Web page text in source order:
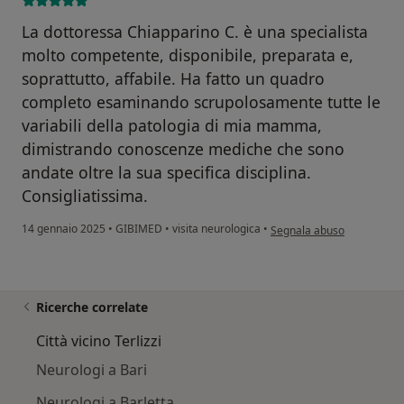
La dottoressa Chiapparino C. è una specialista
molto competente, disponibile, preparata e,
soprattutto, affabile. Ha fatto un quadro
completo esaminando scrupolosamente tutte le
variabili della patologia di mia mamma,
dimistrando conoscenze mediche che sono
andate oltre la sua specifica disciplina.
Consigliatissima.
14 gennaio 2025 • GIBIMED • visita neurologica • secondo l'opinione
Segnala abuso
Ricerche correlate
Città vicino Terlizzi
Neurologi a Bari